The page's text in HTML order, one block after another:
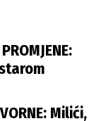
Milići,